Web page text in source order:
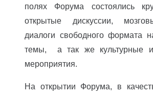
полях Форума состоялись
открытые дискуссии,
диалоги свободного формата
темы, а так же культурные и
мероприятия.
На открытии Форума, в